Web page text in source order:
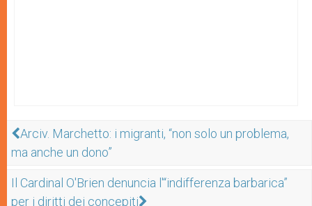
Arciv. Marchetto: i migranti, “non solo un problema,
ma anche un dono”
Il Cardinal O'Brien denuncia l'“indifferenza barbarica”
per i diritti dei concepiti